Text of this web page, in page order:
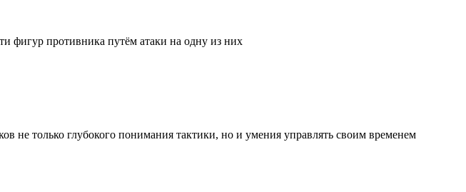
фигур противника путём атаки на одну из них
не только глубокого понимания тактики, но и умения управлять своим временем